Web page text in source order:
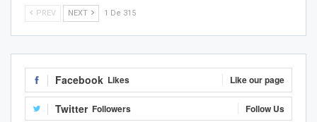
PREV NEXT 1 De 315
Facebook Likes Like our page
Twitter Followers Follow Us